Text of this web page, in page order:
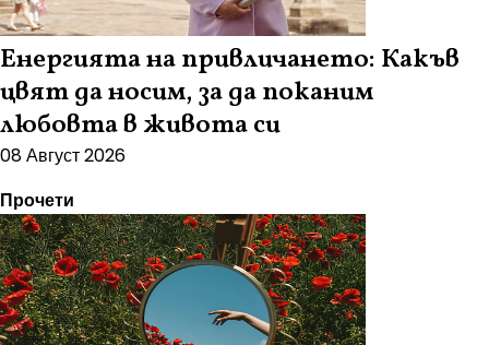
Енергията на привличането: Какъв
цвят да носим, за да поканим
любовта в живота си
08 Август 2026
Прочети